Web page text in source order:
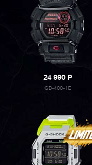
24 990P
GD-400-1E